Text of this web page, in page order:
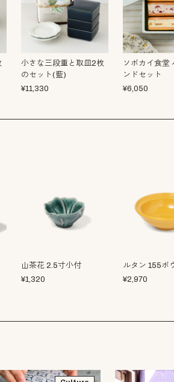
小さな三段重と取皿2枚
のセット(藍)
¥11,330
ソボカイ食堂
ンドセット
¥6,050
山茶花 2.5寸小付
¥1,320
ルタン 155ボ
¥2,970